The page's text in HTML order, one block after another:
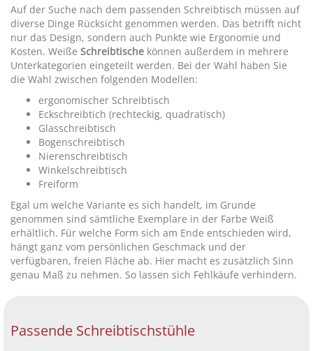
Auf der Suche nach dem passenden Schreibtisch müssen auf
diverse Dinge Rücksicht genommen werden. Das betrifft nicht
nur das Design, sondern auch Punkte wie Ergonomie und
Kosten. Weiße Schreibtische können außerdem in mehrere
Unterkategorien eingeteilt werden. Bei der Wahl haben Sie
die Wahl zwischen folgenden Modellen:
ergonomischer Schreibtisch
Eckschreibtich (rechteckig, quadratisch)
Glasschreibtisch
Bogenschreibtisch
Nierenschreibtisch
Winkelschreibtisch
Freiform
Egal um welche Variante es sich handelt, im Grunde
genommen sind sämtliche Exemplare in der Farbe Weiß
erhältlich. Für welche Form sich am Ende entschieden wird,
hängt ganz vom persönlichen Geschmack und der
verfügbaren, freien Fläche ab. Hier macht es zusätzlich Sinn
genau Maß zu nehmen. So lassen sich Fehlkäufe verhindern.
Passende Schreibtischstühle